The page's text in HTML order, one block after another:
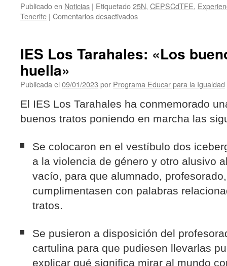
Publicado en Noticias | Etiquetado25N, CEPSCdTFE,
Tenerife | Comentarios desactivadosen
en
Fray
IES Los Tarahales: «Los
huella»
Publicada el 09/01/2023 por Programa Educar para la Igualdad
El IES Los Tarahales ha conmemorado
buenos tratos poniendo en marcha las
Se colocaron en el vestíbulo dos
a la violencia de género y otro alusivo
vacío, para que alumnado,
cumplimentasen con palabras
tratos.
Se pusieron a disposición del
cartulina para que pudiesen llevarlas
explicar qué significa mirar al mundo